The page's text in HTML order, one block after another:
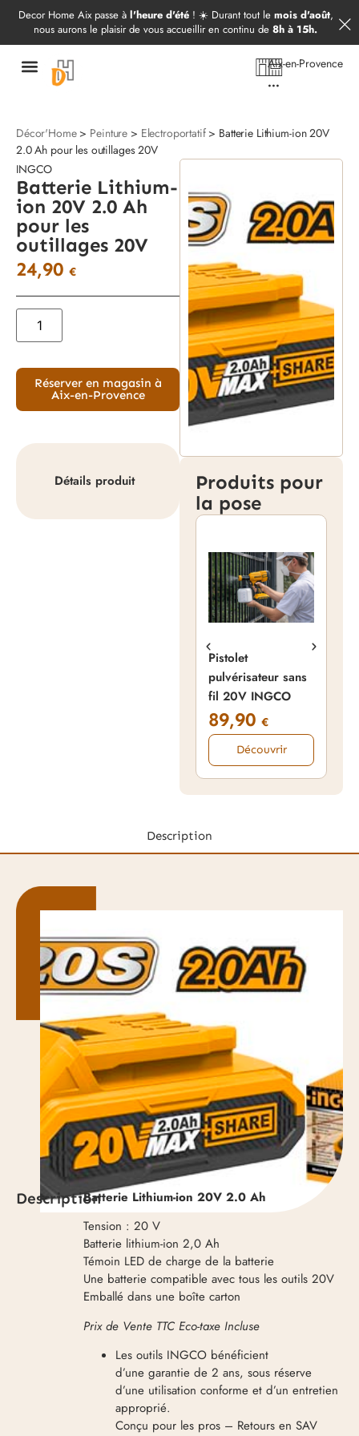
Decor Home Aix passe à l'heure d'été ! ☀️ Durant tout le mois d'août,
nous aurons le plaisir de vous accueillir en continu de 8h à 15h.
Aix-en-Provence
...
Décor'Home> Peinture > Electroportatif> Batterie Lithium-ion 20V
2.0 Ah pour les outillages 20V
Produits pour
la pose
Pistolet
pulvérisateur sans
fil 20V INGCO
89,90 €
Découvrir
INGCO
Batterie Lithium-
ion 20V 2.0 Ah
pour les
outillages 20V
24,90 €
Réserver en magasin à
Aix-en-Provence
Détails produit
Description
DescriptionBatterie Lithium-ion 20V 2.0 Ah
Tension : 20 V
Batterie lithium-ion 2,0 Ah
Témoin LED de charge de la batterie
Une batterie compatible avec tous les outils 20V
Emballé dans une boîte carton
Prix de Vente TTC Eco-taxe Incluse
Les outils INGCO bénéficient
d’une garantie de 2 ans, sous réserve
d’une utilisation conforme et d’un entretien
approprié.
Conçu pour les pros – Retours en SAV